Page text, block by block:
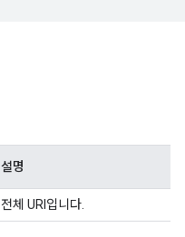
설명
전체 URI입니다.